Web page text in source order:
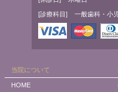
[診療科目] 一般歯科・小
当院について
HOME